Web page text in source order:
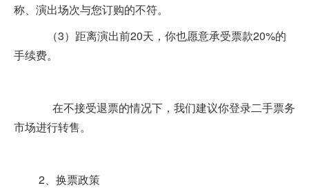
称、演出场次与您订购的不符。
（3）距离演出前20天，你也愿意承受票款20%的
手续费。
在不接受退票的情况下，我们建议你登录二手票务
市场进行转售。
2、换票政策